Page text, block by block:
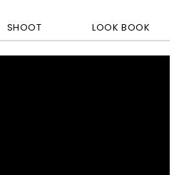
SHOOT LOOK BOOK